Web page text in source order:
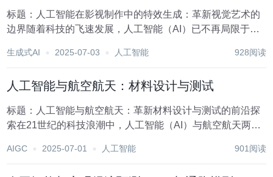
标题：人工智能在影视制作中的特效生成：革新视觉艺术的
边界随着科技的飞速发展，人工智能（AI）已不再局限于科
视制作行业便是其大展拳脚的一个重要舞台。特别是在特效
生成式AI 2025-07-03 人工智能 928阅读
人工智能与航空航天：材料设计与测试
标题：人工智能与航空航天：革新材料设计与测试的前沿探
索在21世纪的科技浪潮中，人工智能（AI）与航空航天两大
学与工程领域，AI技术的应用为航空航天材料的设计与测试
AIGC 2025-07-01 人工智能 901阅读